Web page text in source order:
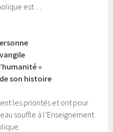
est…
»
son histoire
les priorités et ont pour
souffle à l’Enseignement